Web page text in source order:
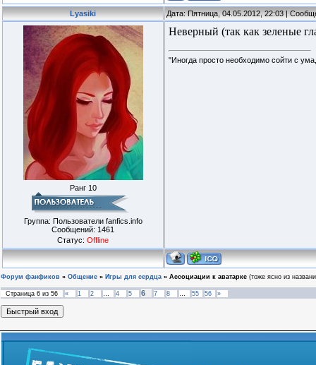
Lyasiki Дата: Пятница, 04.05.2012, 22:03 |
Ранг 10
Группа: Пользователи fanfics.info
Сообщений: 1461
Статус: Offline
Неверный (так как зеленые
"Иногда просто необходимо сойти с
Форум фанфиков » Общение » Игры для сердца » Ассоциации к аватарке (тоже ясно из
Страница 6 из 56 « 1 2 … 4 5 6 7 8 … 55 56 »